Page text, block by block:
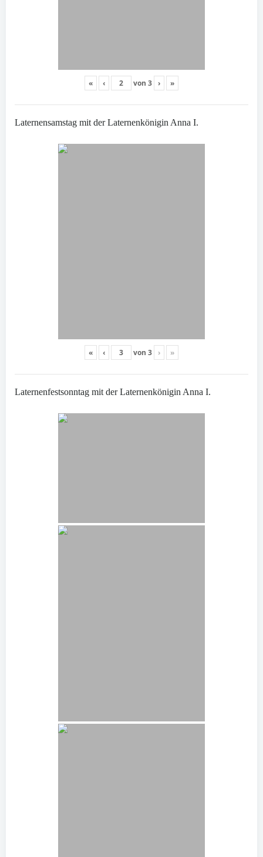
« ‹ von 3 › »
Laternensamstag mit der Laternenkönigin Anna I.
« ‹ von 3 › »
Laternenfestsonntag mit der Laternenkönigin Anna I.